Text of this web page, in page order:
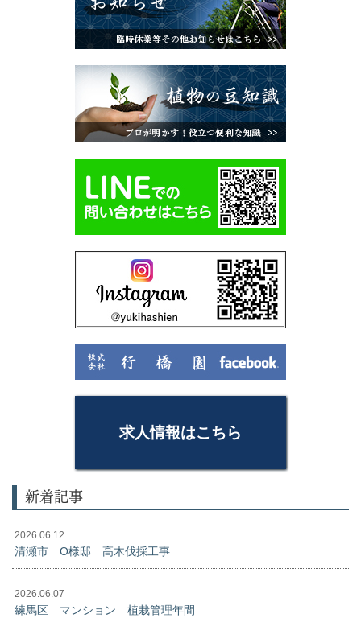
求人情報はこちら
新着記事
2026.06.12
清瀬市 O様邸 高木伐採工事
2026.06.07
練馬区 マンション 植栽管理年間